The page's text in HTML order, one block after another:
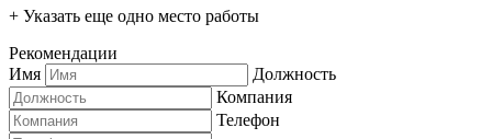
+ Указать еще одно место работы
Рекомендации
Имя
Должность
Компания
Телефон